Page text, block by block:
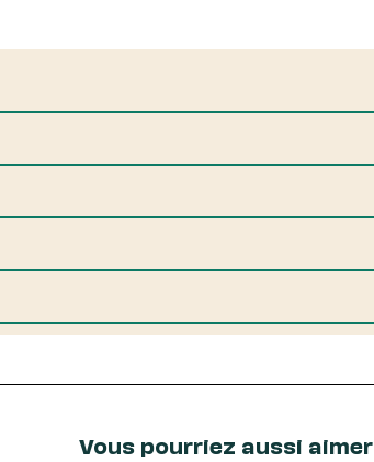
Vous pourriez aussi aimer